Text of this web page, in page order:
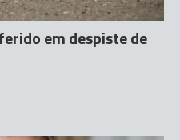
em despiste de